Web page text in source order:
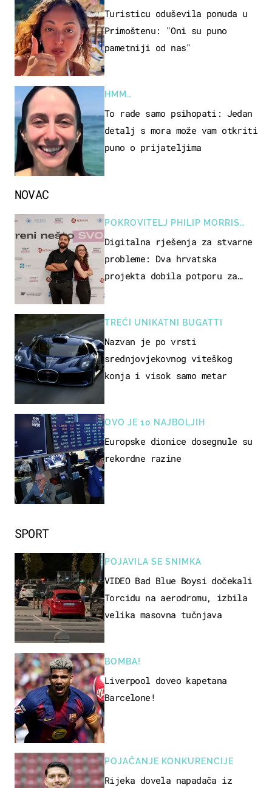
Turisticu oduševila ponuda u
Primoštenu: "Oni su puno
pametniji od nas"
HMM…
To rade samo psihopati: Jedan
detalj s mora može vam otkriti
puno o prijateljima
SPORT
POJAVILA SE SNIMKA
VIDEO Bad Blue Boysi dočekali
Torcidu na aerodromu, izbila
velika masovna tučnjava
BOMBA!
Liverpool doveo kapetana
Barcelone!
POJAČANJE KONKURENCIJE
Rijeka dovela napadača iz
NOVAC
POKROVITELJ PHILIP MORRIS
ZAGREB
Digitalna rješenja za stvarne
probleme: Dva hrvatska
projekta dobila potporu za
TREĆI UNIKATNI BUGATTI
Nazvan je po vrsti
srednjovjekovnog viteškog
konja i visok samo metar
OVO JE 10 NAJBOLJIH
Europske dionice dosegnule su
rekordne razine